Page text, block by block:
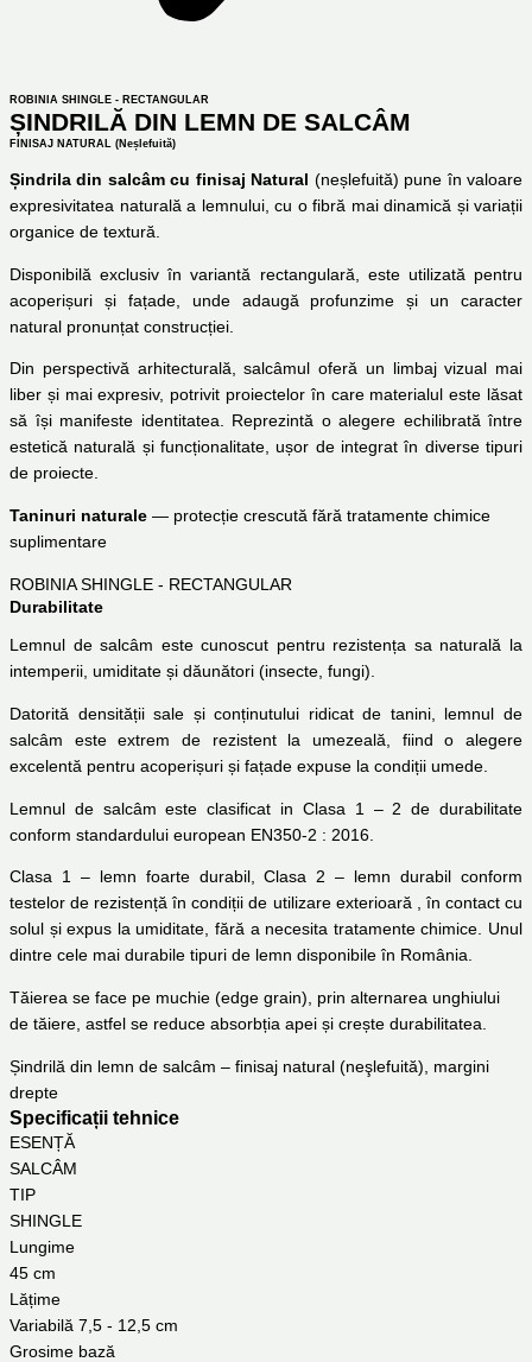
ROBINIA SHINGLE - RECTANGULAR
ȘINDRILĂ DIN LEMN DE SALCÂM
FINISAJ NATURAL (Neșlefuită)
Șindrila din salcâm cu finisaj Natural (neșlefuită) pune în valoare
expresivitatea naturală a lemnului, cu o fibră mai dinamică și variații
organice de textură.
Disponibilă exclusiv în variantă rectangulară, este utilizată pentru
acoperișuri și fațade, unde adaugă profunzime și un caracter
natural pronunțat construcției.
Din perspectivă arhitecturală, salcâmul oferă un limbaj vizual mai
liber și mai expresiv, potrivit proiectelor în care materialul este lăsat
să își manifeste identitatea. Reprezintă o alegere echilibrată între
estetică naturală și funcționalitate, ușor de integrat în diverse tipuri
de proiecte.
Taninuri naturale — protecție crescută fără tratamente chimice
suplimentare
ROBINIA SHINGLE - RECTANGULAR
Durabilitate
Lemnul de salcâm este cunoscut pentru rezistența sa naturală la
intemperii, umiditate și dăunători (insecte, fungi).
Datorită densității sale și conținutului ridicat de tanini, lemnul de
salcâm este extrem de rezistent la umezeală, fiind o alegere
excelentă pentru acoperișuri și fațade expuse la condiții umede.
Lemnul de salcâm este clasificat in Clasa 1 – 2 de durabilitate
conform standardului european EN350-2 : 2016.
Clasa 1 – lemn foarte durabil, Clasa 2 – lemn durabil conform
testelor de rezistență în condiții de utilizare exterioară , în contact cu
solul și expus la umiditate, fără a necesita tratamente chimice. Unul
dintre cele mai durabile tipuri de lemn disponibile în România.
Tăierea se face pe muchie (edge grain), prin alternarea unghiului
de tăiere, astfel se reduce absorbția apei și crește durabilitatea.
Șindrilă din lemn de salcâm – finisaj natural (neşlefuită), margini
drepte
Specificații tehnice
ESENȚĂ
SALCÂM
TIP
SHINGLE
Lungime
45 cm
Lățime
Variabilă 7,5 - 12,5 cm
Grosime bază